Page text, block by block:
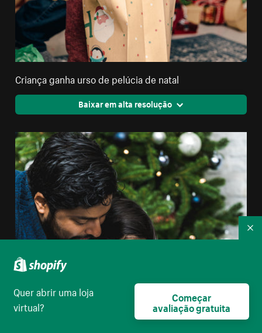
Criança ganha urso de pelúcia de natal
Baixar em alta resolução
Quer abrir uma loja
virtual?
Começar
avaliação gratuita